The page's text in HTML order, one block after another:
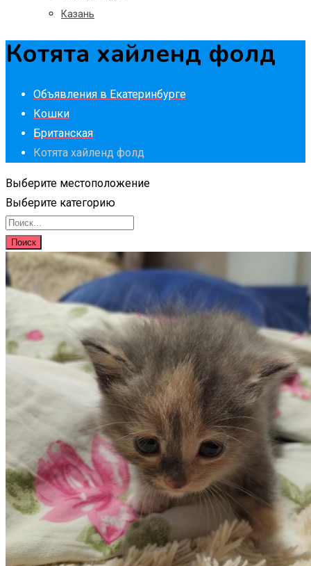
Казань
Котята хайленд фолд
Объявления в Екатеринбурге
Кошки
Британская
Котята хайленд фолд
Выберите местоположение
Выберите категорию
Поиск